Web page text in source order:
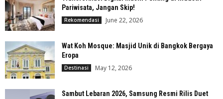
Pariwisata, Jangan Skip!
Rekomendasi June 22, 2026
Wat Koh Mosque: Masjid Unik di Bangkok Bergaya
Eropa
Destinasi May 12, 2026
Sambut Lebaran 2026, Samsung Resmi Rilis Duet